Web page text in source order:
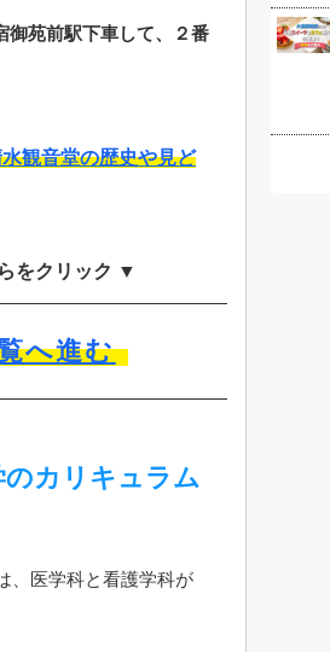
御苑前駅下車して、２番
観音堂の歴史や見ど
をクリック ▼
へ進む
カリキュラム
、医学科と看護学科が